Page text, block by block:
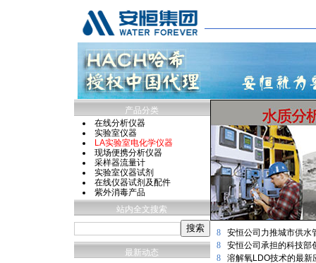
产品分类
在线分析仪器
实验室仪器
LA实验室电化学仪器
现场便携分析仪器
采样器流量计
实验室仪器试剂
在线仪器试剂及配件
紫外消毒产品
站内全文搜索
最新动态
8
安恒公司力推城市供水
8
安恒公司承担的科技部
8
溶解氧LDO技术的最新